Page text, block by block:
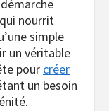
nourrit
simple
un véritable
pour créer
un besoin